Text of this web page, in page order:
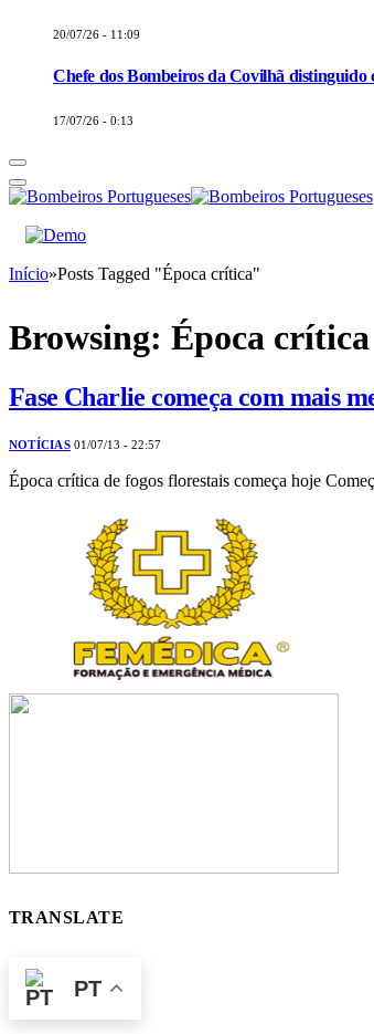
20/07/26 - 11:09
Chefe dos Bombeiros da Covilhã
17/07/26 - 0:13
Início»Posts Tagged "Época crítica"
Browsing: Época crítica
Fase Charlie começa com mais
NOTÍCIAS 01/07/13 - 22:57
Época crítica de fogos florestais começa hoje
TRANSLATE
PT